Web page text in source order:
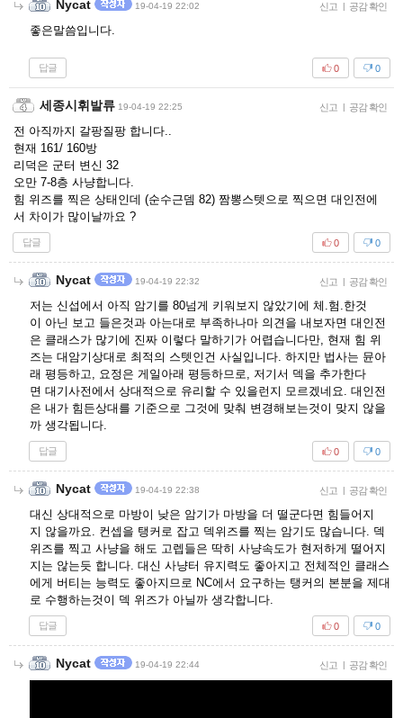
Nycat 19-04-19 22:02 신고 | 공감 확인
좋은말씀입니다.
답글 0
0
세종시휘발류 19-04-19 22:25 신고 | 공감 확인
전 아직까지 갈팡질팡 합니다..
현재 161/ 160방
리덕은 군터 변신 32
오만 7-8층 사냥합니다.
힘 위즈를 찍은 상태인데 (순수근뎀 82) 짬뽕스텟으로 찍으면 대인전에
서 차이가 많이날까요 ?
답글 0
0
Nycat 19-04-19 22:32 신고 | 공감 확인
저는 신섭에서 아직 암기를 80넘게 키워보지 않았기에 체.험.한것
이 아닌 보고 들은것과 아는대로 부족하나마 의견을 내보자면 대인전
은 클래스가 많기에 진짜 이렇다 말하기가 어렵습니다만, 현재 힘 위
즈는 대암기상대로 최적의 스텟인건 사실입니다. 하지만 법사는 뮨아
래 평등하고, 요정은 게일아래 평등하므로, 저기서 덱을 추가한다
면 대기사전에서 상대적으로 유리할 수 있을런지 모르겠네요. 대인전
은 내가 힘든상대를 기준으로 그것에 맞춰 변경해보는것이 맞지 않을
까 생각됩니다.
답글 0
0
Nycat 19-04-19 22:38 신고 | 공감 확인
대신 상대적으로 마방이 낮은 암기가 마방을 더 떨군다면 힘들어지
지 않을까요. 컨셉을 탱커로 잡고 덱위즈를 찍는 암기도 많습니다. 덱
위즈를 찍고 사냥을 해도 고렙들은 딱히 사냥속도가 현저하게 떨어지
지는 않는듯 합니다. 대신 사냥터 유지력도 좋아지고 전체적인 클래스
에게 버티는 능력도 좋아지므로 NC에서 요구하는 탱커의 본분을 제대
로 수행하는것이 덱 위즈가 아닐까 생각합니다.
답글 0
0
Nycat 19-04-19 22:44 신고 | 공감 확인